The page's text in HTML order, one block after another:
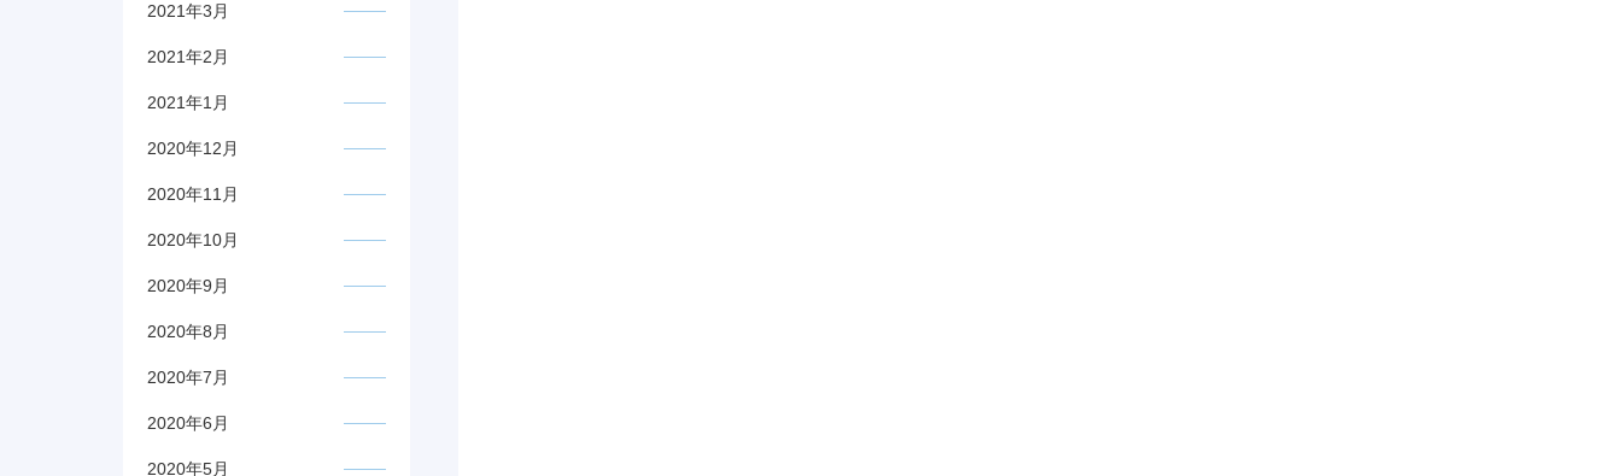
2021年3月
2021年2月
2021年1月
2020年12月
2020年11月
2020年10月
2020年9月
2020年8月
2020年7月
2020年6月
2020年5月